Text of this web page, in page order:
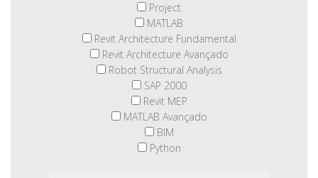
Project
MATLAB
Revit Architecture Fundamental
Revit Architecture Avançado
Robot Structural Analysis
SAP 2000
Revit MEP
MATLAB Avançado
BIM
Python